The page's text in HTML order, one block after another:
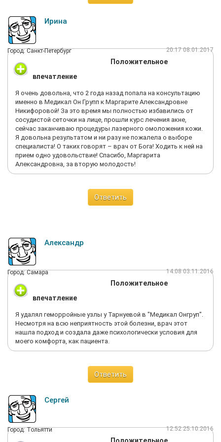
клинику. Посещать кабинет УЗИ именно здесь буду и в
дальнейшем, ибо понравилось абсолютно все: отношение,
стоимость, обстановка, атмосфера. Остальные кабинеты не
дай Бог посетить в будущем, но если даже такая
необходимость будет, то обращусь с хорошим настроем, а
там уже сделаю еще одни выводы. Да, коммерческих
медицинских центров сейчас куча, но не все могут
отзывам здесь, на "Флапе". Я уверена, что ММЦ "Медикал Он
Груп - Оренбург" до сих пор занимает достойную нишу среди
всего этого многообразия.
Ирина
Город: Санкт-Петербург 20:17 08.01.2017
Положительное
впечатление
Я очень довольна, что 2 года назад попала на консультацию
именно в Медикал Он Групп к Маргарите Александровне
Никифоровой! За это время мы полностью избавились от
сосудистой сеточки на лице, прошли курс лечения акне,
сейчас заканчиваю процедуры лазерного омоложения кожи.
Я довольна результатом и ни разу не пожалела о выборе
специалиста! О таких говорят – врач от Бога! Ходить к ней на
прием одно удовольствие! Спасибо, Маргарита
Александровна, за вторую молодость!
Ответить
Александр
Город: Самара 14:08 03.11.2016
Положительное
впечатление
Я удалял геморройные узлы у Тарнуевой в "Медикал Онгруп".
Несмотря на всю неприятность этой болезни, врач этот
нашла подход и создала даже психологически условия для
моего комфорта, как пациента.
Ответить
Сергей
Город: Тольятти 12:52 25.10.2016